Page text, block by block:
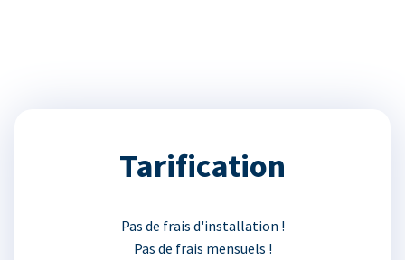
Tarification
Pas de frais d'installation !
Pas de frais mensuels !